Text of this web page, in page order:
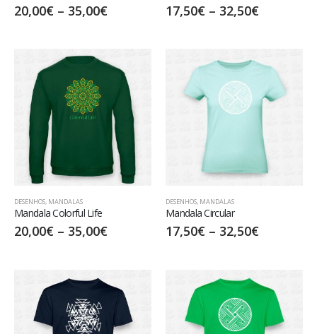
20,00€ – 35,00€ 17,50€ – 32,50€
DESENHOS, MANDALAS
Mandala Colorful Life
20,00€ – 35,00€
DESENHOS, MANDALAS
Mandala Circular
17,50€ – 32,50€